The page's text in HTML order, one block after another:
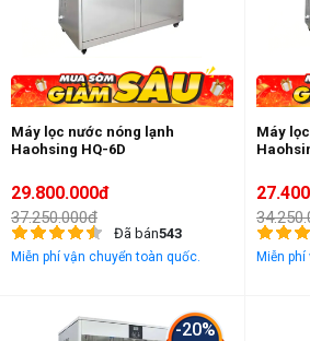
Máy lọc nước nóng lạnh
Haohsing HQ-6D
29.800.000đ
37.250.000đ
Đã bán543
Miễn phí vận chuyển toàn quốc.
Máy
Miễn
-20%